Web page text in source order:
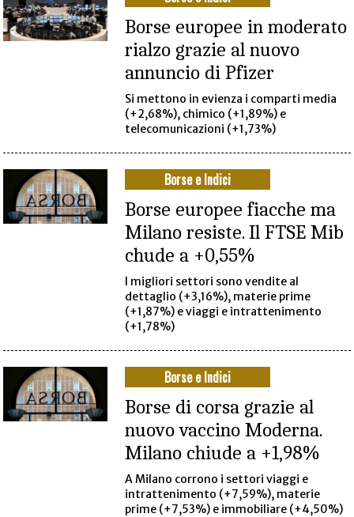
Borse europee in moderato
rialzo grazie al nuovo
annuncio di Pfizer
Si mettono in evienza i comparti media
(+2,68%), chimico (+1,89%) e
telecomunicazioni (+1,73%)
Borse e Indici
Borse europee fiacche ma
Milano resiste. Il FTSE Mib
chude a +0,55%
I migliori settori sono vendite al
dettaglio (+3,16%), materie prime
(+1,87%) e viaggi e intrattenimento
(+1,78%)
Borse e Indici
Borse di corsa grazie al
nuovo vaccino Moderna.
Milano chiude a +1,98%
A Milano corrono i settori viaggi e
intrattenimento (+7,59%), materie
prime (+7,53%) e immobiliare (+4,50%)